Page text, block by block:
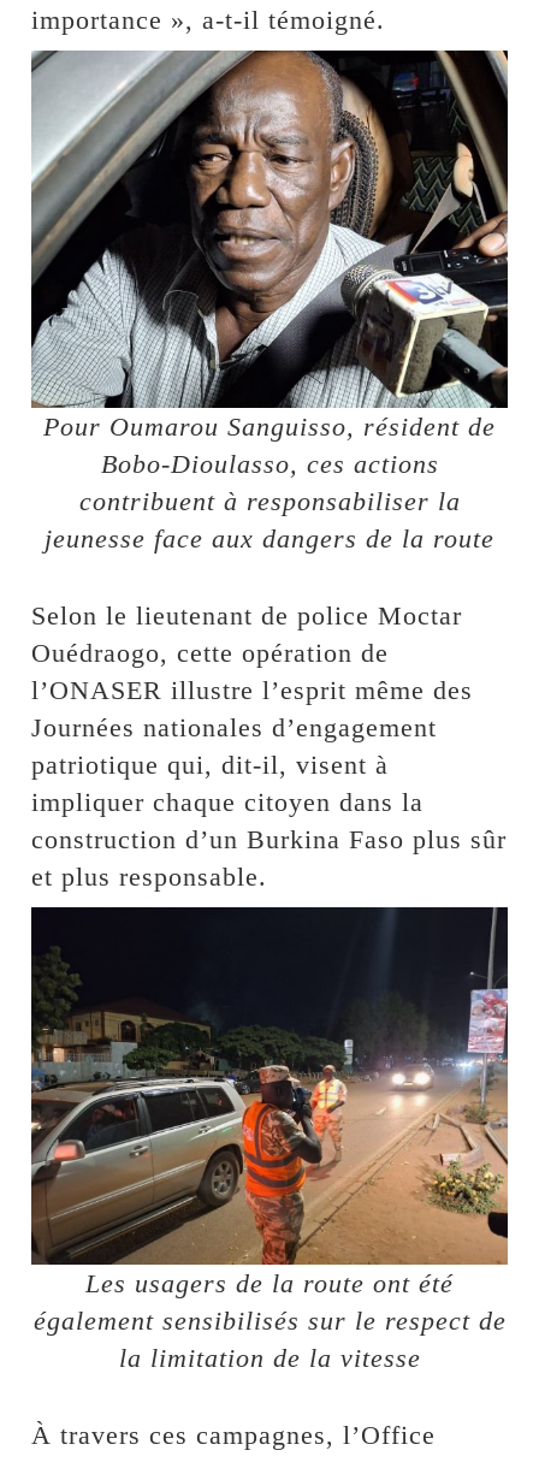
importance », a-t-il témoigné.
Pour Oumarou Sanguisso, résident de
Bobo-Dioulasso, ces actions
contribuent à responsabiliser la
jeunesse face aux dangers de la route
Selon le lieutenant de police Moctar
Ouédraogo, cette opération de
l’ONASER illustre l’esprit même des
Journées nationales d’engagement
patriotique qui, dit-il, visent à
impliquer chaque citoyen dans la
construction d’un Burkina Faso plus sûr
et plus responsable.
Les usagers de la route ont été
également sensibilisés sur le respect de
la limitation de la vitesse
À travers ces campagnes, l’Office